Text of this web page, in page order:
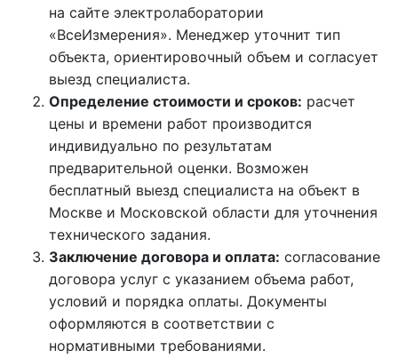
на сайте электролаборатории
«ВсеИзмерения». Менеджер уточнит тип
объекта, ориентировочный объем и согласует
выезд специалиста.
Определение стоимости и сроков: расчет
цены и времени работ производится
индивидуально по результатам
предварительной оценки. Возможен
бесплатный выезд специалиста на объект в
Москве и Московской области для уточнения
технического задания.
Заключение договора и оплата: согласование
договора услуг с указанием объема работ,
условий и порядка оплаты. Документы
оформляются в соответствии с
нормативными требованиями.